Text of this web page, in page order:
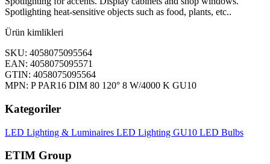
Spotlighting heat-sensitive objects such as food, plants, etc..
Ürün kimlikleri
SKU: 4058075095564
EAN: 4058075095571
GTIN: 4058075095564
MPN: P PAR16 DIM 80 120° 8 W/4000 K GU10
Kategoriler
LED Lighting & Luminaires LED Lighting GU10 LED Bulbs
ETIM Group